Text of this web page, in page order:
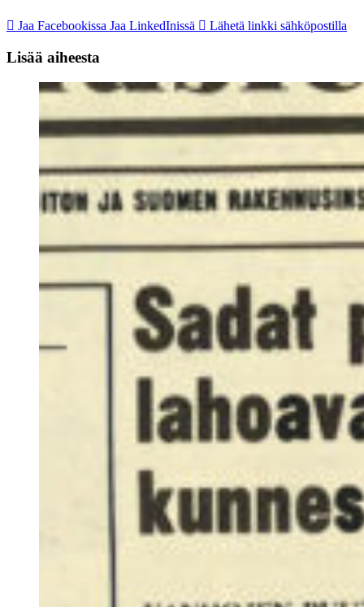
Jaa Facebookissa Jaa LinkedInissä Lähetä linkki sähköpostilla
Lisää aiheesta